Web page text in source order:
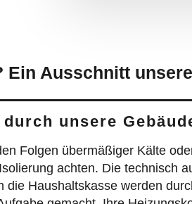
Ausschnitt
unsere
Folgen übermäßiger Kälte
achten. Die technisch
Haushaltskasse werden